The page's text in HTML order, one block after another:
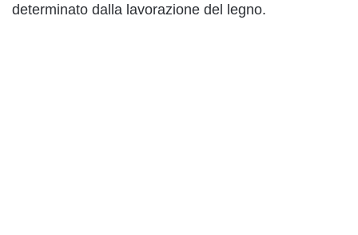
determinato dalla lavorazione del legno.